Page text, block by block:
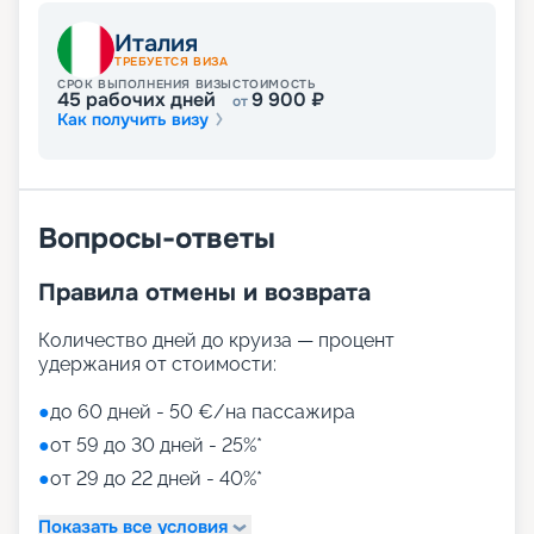
Италия
ТРЕБУЕТСЯ ВИЗА
СРОК ВЫПОЛНЕНИЯ ВИЗЫ
45 рабочих дней
СТОИМОСТЬ
от9 900 ₽
Как получить визу
Вопросы-ответы
Правила отмены и возврата
Количество дней до круиза — процент
удержания от стоимости:
●до 60 дней - 50 €/на пассажира
●от 59 до 30 дней - 25%*
●от 29 до 22 дней - 40%*
Показать все условия